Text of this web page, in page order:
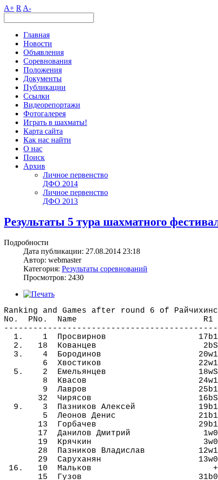
A+ R A-
Главная
Новости
Объявления
Соревнования
Положения
Документы
Публикации
Ссылки
Видеорепортажи
Фотогалерея
Играть в шахматы!
Карта сайта
Как нас найти
О нас
Поиск
Архив
Личное первенство
ДФО 2014
Личное первенство
ДФО 2013
Результаты 5 тура шахматного
Подробности
Дата публикации: 27.08.2014 23:18
Автор: webmaster
Категория: Результаты соревнований
Просмотров: 2430
Ranking and Games after round 6 of
No. PNo. Name R1 R2
1. 1 Просвирнов 17b1
2. 18 Кованцев 2bЅ
3. 4 Бородинов 20w1
6 Хвостиков 22w1 30b1
5. 2 Емельянцев 18wЅ
8 Квасов 24w1 33b1
9 Лавров 25b1 31w1
32 Чирясов 16bЅ 2w0
9. 3 Пазников Алексей 19b1
5 Леонов Денис 21b1
13 Горбачев 29b1 4w0
17 Данилов Дмитрий 1w0
19 Крячкин 3w0 24b0
28 Пазников Владислав
29 Саруханян 13w0 +
16. 10 Мальков + 1b0
15 Гузов 31b0 26w1